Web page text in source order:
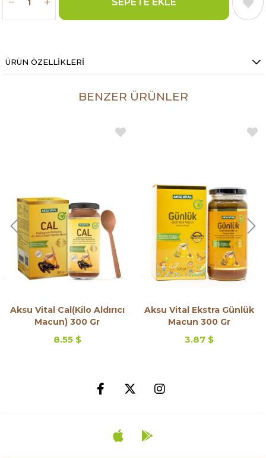
ÜRÜN ÖZELLIKLERI
BENZER ÜRÜNLER
Aksu Vital Cal(Kilo Aldırıcı
Macun) 300 Gr
8.55 $
Aksu Vital Ekstra Günlük
Macun 300 Gr
3.87 $